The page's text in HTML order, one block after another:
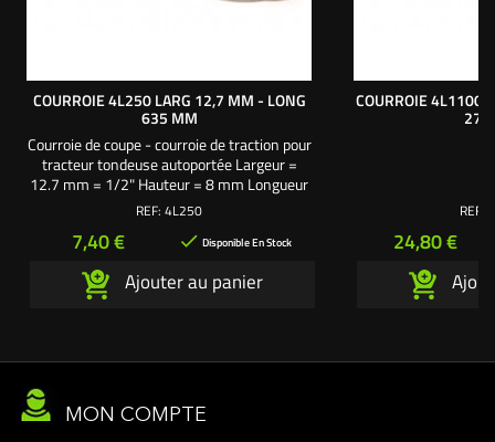
COURROIE 4L250 LARG 12,7 MM - LONG
635 MM
Courroie de coupe - courroie de traction pour
tracteur tondeuse autoportée Largeur =
12.7 mm = 1/2" Hauteur = 8 mm Longueur
extérieure : La = 635 mm = 25" Longueur
primitive : Ld = 621 mm Longueur intérieure
: Li = 585 mm La longueur d’une courroie
se prend sur la totalité de son contour.
REF: 4L250
Prix
7,40 €  Disponible En Stock
Ajouter au panier
COURROIE 4L1100
REF:
Prix
24,80 €
MON COMPTE